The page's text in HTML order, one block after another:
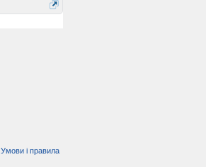
Умови і правила